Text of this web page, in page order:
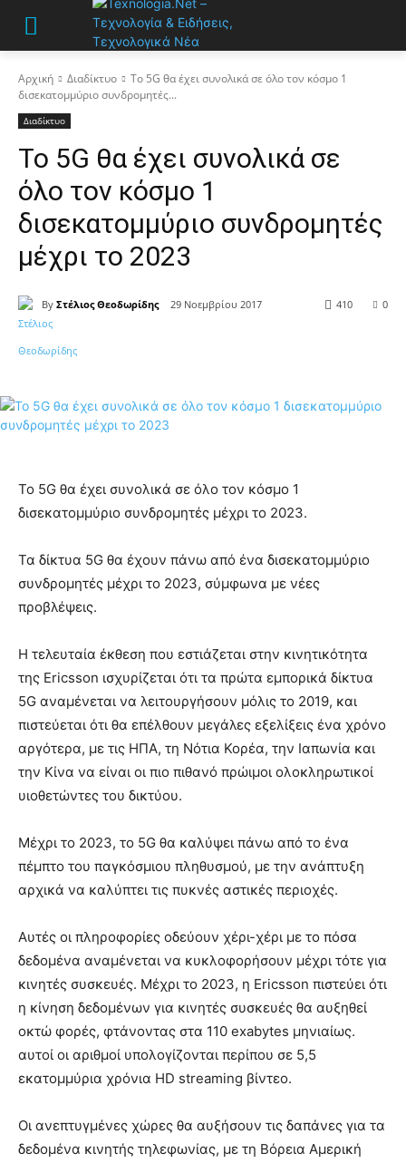
Αρχική Διαδίκτυο
Το 5G θα έχει συνολικά σε όλο τον κόσμο 1
δισεκατομμύριο συνδρομητές...
Διαδίκτυο
Το 5G θα έχει συνολικά σε
όλο τον κόσμο 1
δισεκατομμύριο συνδρομητές
μέχρι το 2023
By Στέλιος Θεοδωρίδης 29 Νοεμβρίου 2017 0
410
Το 5G θα έχει συνολικά σε όλο τον κόσμο 1
δισεκατομμύριο συνδρομητές μέχρι το 2023.
Τα δίκτυα 5G θα έχουν πάνω από ένα δισεκατομμύριο
συνδρομητές μέχρι το 2023, σύμφωνα με νέες
προβλέψεις.
Η τελευταία έκθεση που εστιάζεται στην κινητικότητα
της Ericsson ισχυρίζεται ότι τα πρώτα εμπορικά δίκτυα
5G αναμένεται να λειτουργήσουν μόλις το 2019, και
πιστεύεται ότι θα επέλθουν μεγάλες εξελίξεις ένα χρόνο
αργότερα, με τις ΗΠΑ, τη Νότια Κορέα, την Ιαπωνία και
την Κίνα να είναι οι πιο πιθανό πρώιμοι ολοκληρωτικοί
υιοθετώντες του δικτύου.
Μέχρι το 2023, το 5G θα καλύψει πάνω από το ένα
πέμπτο του παγκόσμιου πληθυσμού, με την ανάπτυξη
αρχικά να καλύπτει τις πυκνές αστικές περιοχές.
Αυτές οι πληροφορίες οδεύουν χέρι-χέρι με το πόσα
δεδομένα αναμένεται να κυκλοφορήσουν μέχρι τότε για
κινητές συσκευές. Μέχρι το 2023, η Ericsson πιστεύει ότι
η κίνηση δεδομένων για κινητές συσκευές θα αυξηθεί
οκτώ φορές, φτάνοντας στα 110 exabytes μηνιαίως.
αυτοί οι αριθμοί υπολογίζονται περίπου σε 5,5
εκατομμύρια χρόνια HD streaming βίντεο.
Οι ανεπτυγμένες χώρες θα αυξήσουν τις δαπάνες για τα
δεδομένα κινητής τηλεφωνίας, με τη Βόρεια Αμερική